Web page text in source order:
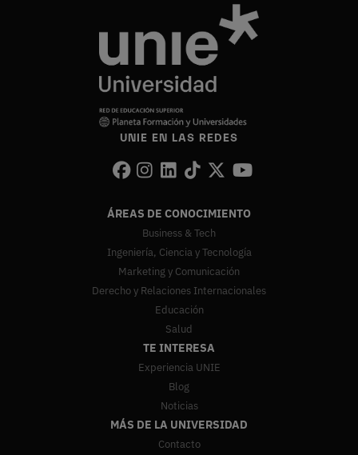
UNIE EN LAS REDES
ÁREAS DE CONOCIMIENTO
Business & Tech
Ingeniería, Ciencia y Tecnología
Marketing y Comunicación
Derecho y Relaciones Internacionales
Educación
Salud
TE INTERESA
Experiencia UNIE
Blog
Noticias
MÁS DE LA UNIVERSIDAD
Contacto